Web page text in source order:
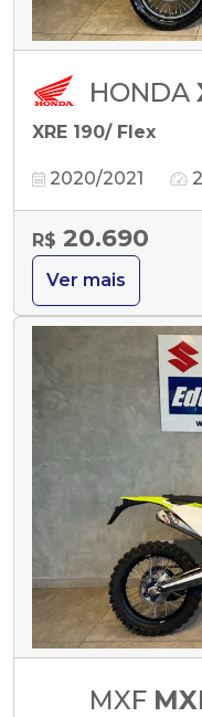
HONDA
XRE 190/ Flex
2020/2021
R$ 20.690
Ver mais
MXF